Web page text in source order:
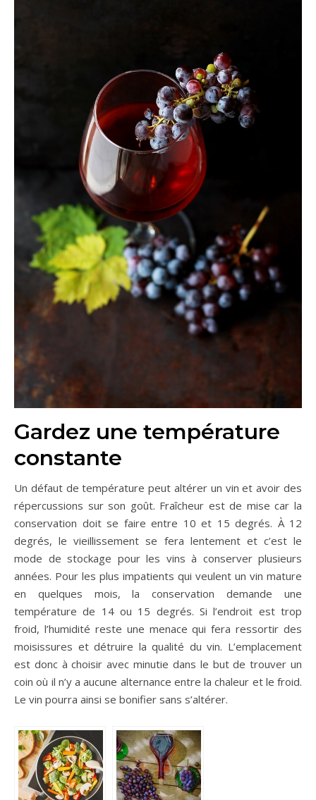
Gardez une température
constante
Un défaut de température peut altérer un vin et avoir des
répercussions sur son goût. Fraîcheur est de mise car la
conservation doit se faire entre 10 et 15 degrés. À 12
degrés, le vieillissement se fera lentement et c’est le
mode de stockage pour les vins à conserver plusieurs
années. Pour les plus impatients qui veulent un vin mature
en quelques mois, la conservation demande une
température de 14 ou 15 degrés. Si l’endroit est trop
froid, l’humidité reste une menace qui fera ressortir des
moisissures et détruire la qualité du vin. L’emplacement
est donc à choisir avec minutie dans le but de trouver un
coin où il n’y a aucune alternance entre la chaleur et le froid.
Le vin pourra ainsi se bonifier sans s’altérer.